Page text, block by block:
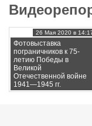
Фотовыставка
пограничников к 75-
летию Победы в
Великой
Отечественной войне
1941—1945 гг.
26 Мая 2020 в